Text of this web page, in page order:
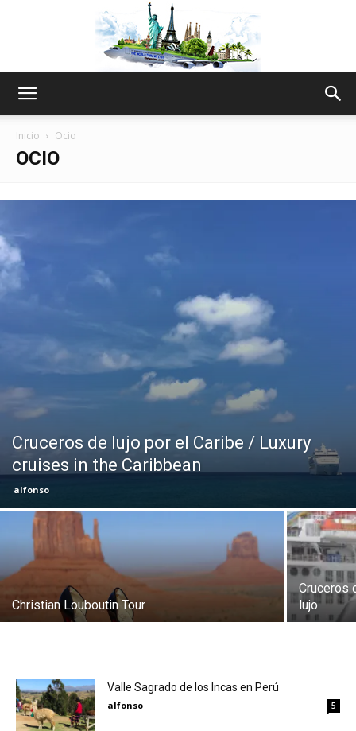
My
Eyes
Inicio Ocio
OCIO
Cruceros de lujo por el Caribe / Luxury
cruises in the Caribbean
alfonso
Christian Louboutin Tour
Cruceros
lujo
Valle Sagrado de los Incas en Perú
alfonso 5